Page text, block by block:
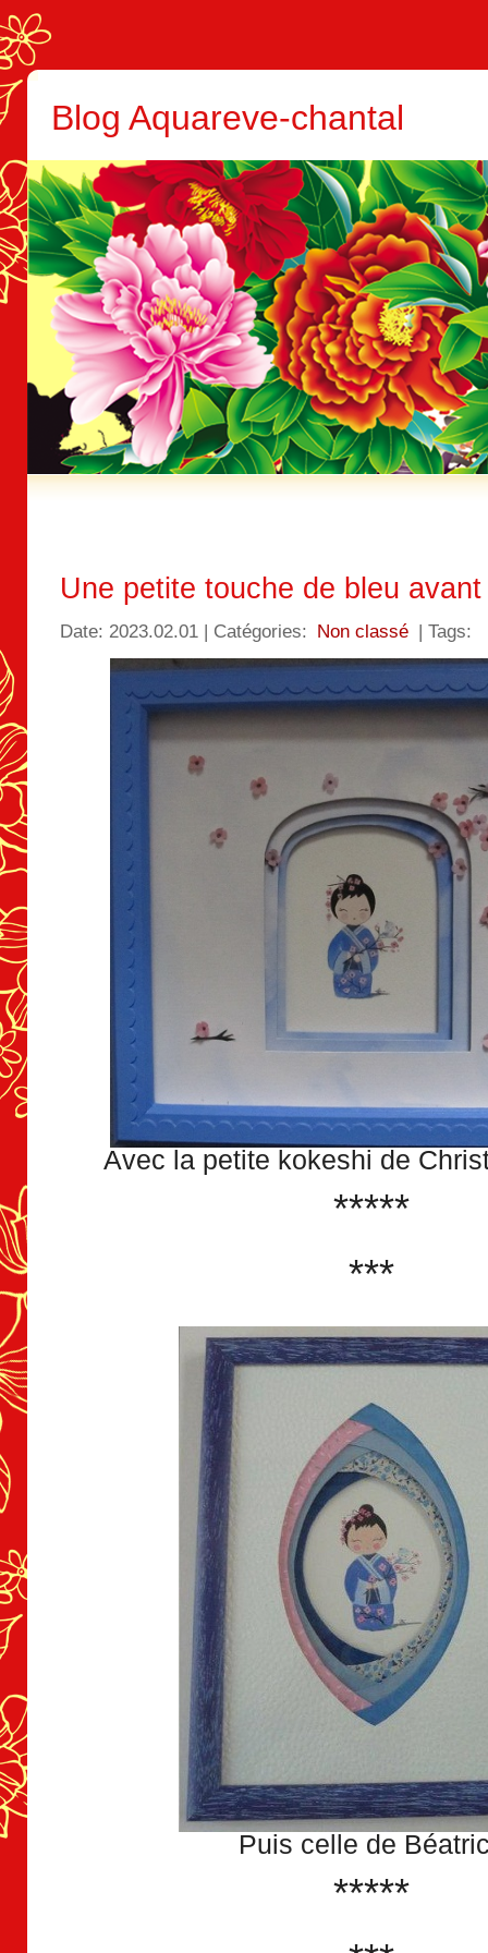
Blog Aquareve-chantal
Une petite touche de bleu
Date: 2023.02.01 | Catégories: Non classé | Tags:
Avec la petite kokeshi de
*****
***
Puis celle de
*****